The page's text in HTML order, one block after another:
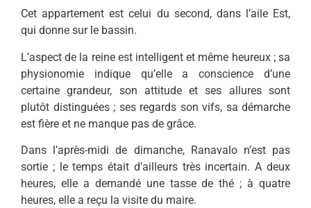
Cet appartement est celui du second, dans l’aile Est,
qui donne sur le bassin.
L’aspect de la reine est intelligent et même heureux ; sa
physionomie indique qu’elle a conscience d’une
certaine grandeur, son attitude et ses allures sont
plutôt distinguées ; ses regards son vifs, sa démarche
est fière et ne manque pas de grâce.
Dans l’après-midi de dimanche, Ranavalo n’est pas
sortie ; le temps était d’ailleurs très incertain. A deux
heures, elle a demandé une tasse de thé ; à quatre
heures, elle a reçu la visite du maire.